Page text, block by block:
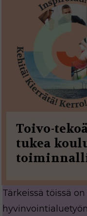
Toivo-
tukea
Tärkeissä töissä